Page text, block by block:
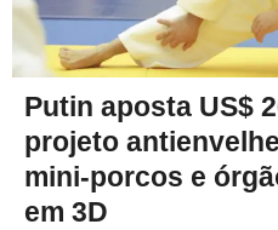
Putin aposta US$
projeto
mini-porcos e
em 3D